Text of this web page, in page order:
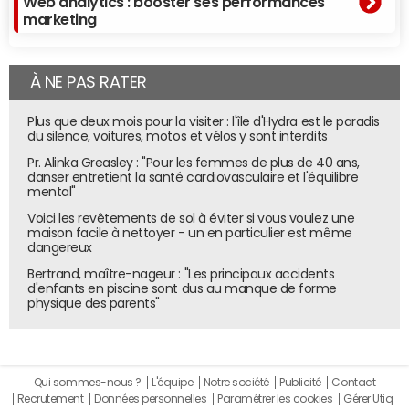
Environ 90 % des recherches totales effectuées sur le
web passent par Google, et 60% des internautes utilisent
navigateur le plus utilisé au monde, devant Safari d'Apple
de collecter un grand nombre de données
supplémentaires au-delà de la recherche en elle-même,
comme les recherches annexes effectuées par
l'utilisateur, sa localisation, la façon dont il réagit à
favoris. Une sorte de Spyware à l'échelle mondiale.
"Toutes les activités effectuées par les internautes sur le
navigateur Chrome sont collectées par Google et
viennent nourrir la capacité de l'entreprise à effectuer
d'informations sur tout ce que l'internaute fait en ligne",
marketing
À NE PAS RATER
Plus que deux mois pour la visiter : l'île d'Hydra est le paradis
du silence, voitures, motos et vélos y sont interdits
Pr. Alinka Greasley : "Pour les femmes de plus de 40 ans,
danser entretient la santé cardiovasculaire et l'équilibre
mental"
Voici les revêtements de sol à éviter si vous voulez une
maison facile à nettoyer - un en particulier est même
dangereux
Bertrand, maître-nageur : "Les principaux accidents
d'enfants en piscine sont dus au manque de forme
physique des parents"
Qui sommes-nous ? L'équipe Notre société Publicité
Contact
Recrutement
Données personnelles Paramétrer les cookies Gérer Utiq